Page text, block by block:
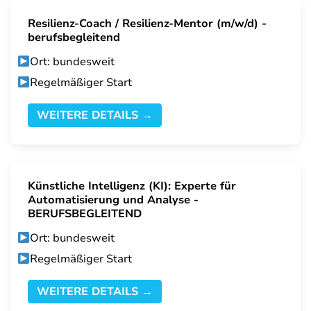
Resilienz-Coach / Resilienz-Mentor (m/w/d) -
berufsbegleitend
Ort: bundesweit
Regelmäßiger Start
WEITERE DETAILS →
Künstliche Intelligenz (KI): Experte für
Automatisierung und Analyse -
BERUFSBEGLEITEND
Ort: bundesweit
Regelmäßiger Start
WEITERE DETAILS →